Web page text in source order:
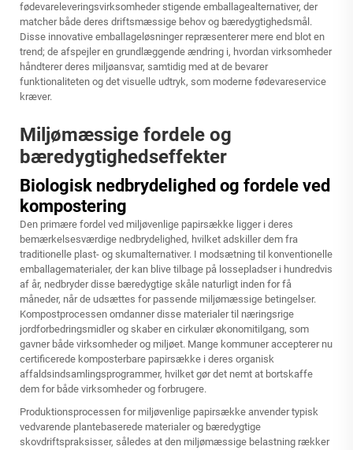
fødevareleveringsvirksomheder stigende emballagealternativer, der
matcher både deres driftsmæssige behov og bæredygtighedsmål.
Disse innovative emballageløsninger repræsenterer mere end blot en
trend; de afspejler en grundlæggende ændring i, hvordan virksomheder
håndterer deres miljøansvar, samtidig med at de bevarer
funktionaliteten og det visuelle udtryk, som moderne fødevareservice
kræver.
Miljømæssige fordele og
bæredygtighedseffekter
Biologisk nedbrydelighed og fordele ved
kompostering
Den primære fordel ved miljøvenlige papirsække ligger i deres
bemærkelsesværdige nedbrydelighed, hvilket adskiller dem fra
traditionelle plast- og skumalternativer. I modsætning til konventionelle
emballagematerialer, der kan blive tilbage på lossepladser i hundredvis
af år, nedbryder disse bæredygtige skåle naturligt inden for få
måneder, når de udsættes for passende miljømæssige betingelser.
Kompostprocessen omdanner disse materialer til næringsrige
jordforbedringsmidler og skaber en cirkulær økonomitilgang, som
gavner både virksomheder og miljøet. Mange kommuner accepterer nu
certificerede komposterbare papirsække i deres organisk
affaldsindsamlingsprogrammer, hvilket gør det nemt at bortskaffe
dem for både virksomheder og forbrugere.
Produktionsprocessen for miljøvenlige papirsække anvender typisk
vedvarende plantebaserede materialer og bæredygtige
skovdriftspraksisser, således at den miljømæssige belastning rækker